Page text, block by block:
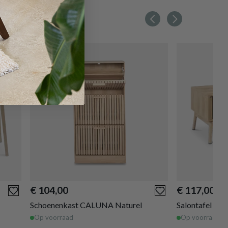
€ 104,00
Schoenenkast CALUNA Naturel
Op voorraad
€ 117,00
Salontafel
Op voorraad